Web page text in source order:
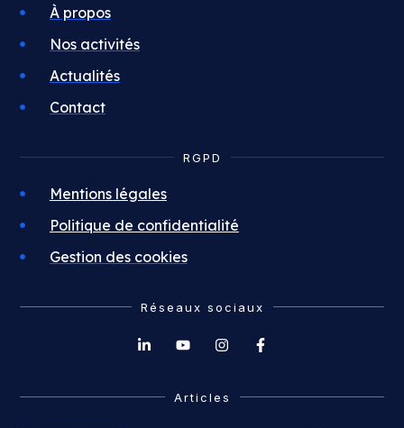
À propos
Nos activités
Actualités
Contact
RGPD
Mentions légales
Politique de confidentialité
Gestion des cookies
Réseaux sociaux
Articles